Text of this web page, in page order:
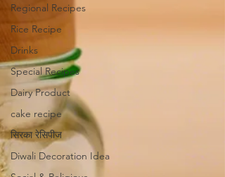
Regional Recipes
Rice Recipe
Drinks
Special Recipes
Dairy Product
cake recipe
सिरका रेसिपीज
Diwali Decoration Idea